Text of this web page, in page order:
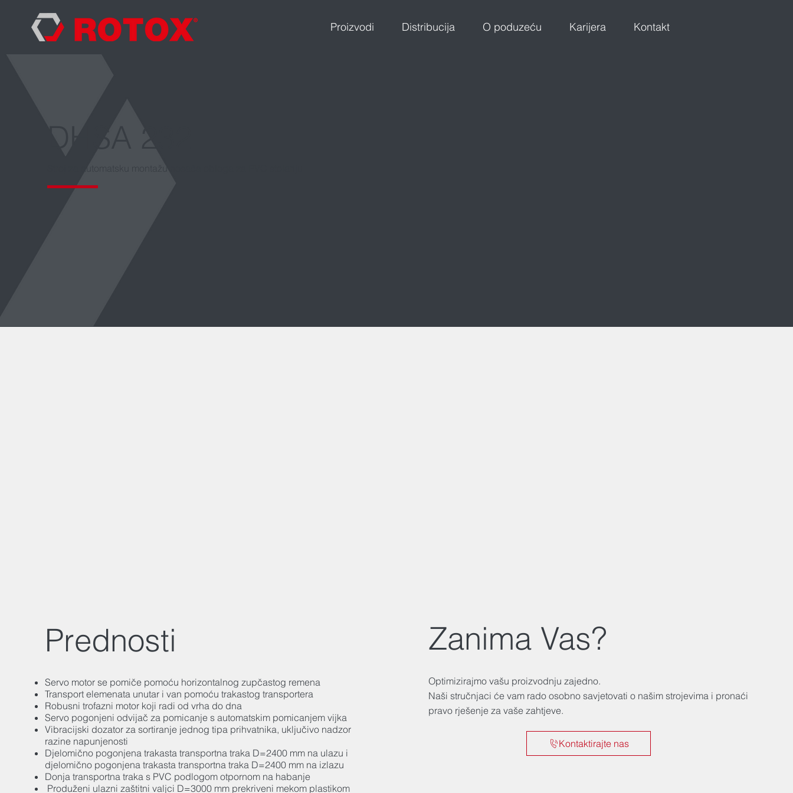
Proizvodi Distribucija O poduzeću Karijera Kontakt
DHSA 232
Stroj za automatsku montažu nosača obloga za PVC stolariju
Prednosti
Servo motor se pomiče pomoću horizontalnog zupčastog remena
Transport elemenata unutar i van pomoću trakastog transportera
Robusni trofazni motor koji radi od vrha do dna
Servo pogonjeni odvijač za pomicanje s automatskim pomicanjem vijka
Vibracijski dozator za sortiranje jednog tipa prihvatnika, uključivo nadzor
razine napunjenosti
Djelomično pogonjena trakasta transportna traka D=2400 mm na ulazu i
djelomično pogonjena trakasta transportna traka D=2400 mm na izlazu
Donja transportna traka s PVC podlogom otpornom na habanje
Produženi ulazni zaštitni valjci D=3000 mm prekriveni mekom plastikom
Zanima Vas?
Optimizirajmo vašu proizvodnju zajedno.
Naši stručnjaci će vam rado osobno savjetovati o našim strojevima i pronaći
pravo rješenje za vaše zahtjeve.
Kontaktirajte nas